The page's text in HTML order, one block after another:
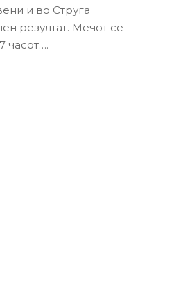
и во Струга
резултат. Мечот се
часот….